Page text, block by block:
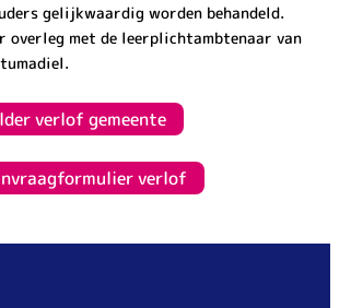
gelijkwaardig worden behandeld.
overleg met de leerplichtambtenaar van
verlof gemeente
verlof